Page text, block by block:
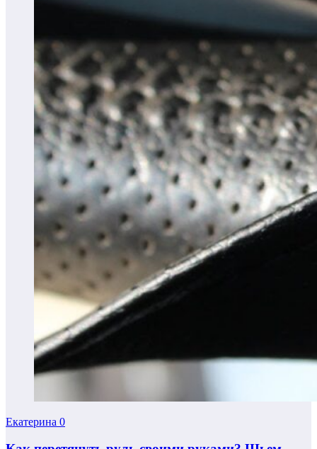
Екатерина 0